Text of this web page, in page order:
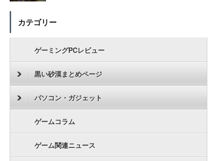
カテゴリー
ゲーミングPCレビュー
黒い砂漠まとめページ
パソコン・ガジェット
ゲームコラム
ゲーム関連ニュース